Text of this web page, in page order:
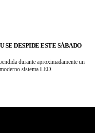
DESPIDE ESTE SÁBADO
durante aproximadamente un
sistema LED.